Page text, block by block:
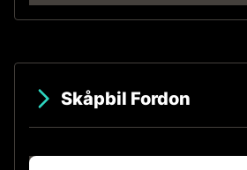
Skåpbil Fordon